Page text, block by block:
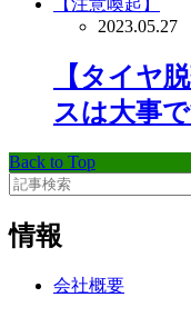
2023.05.27
【タイヤ
スは大事
Back to Top
情報
会社概要